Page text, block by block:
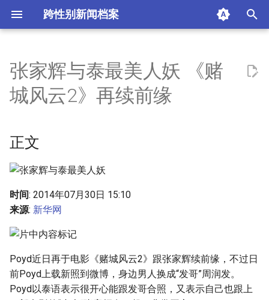
跨性别新闻档案
n
t
a
l
i
z
i
n
g
正文
附加信息 [Processed Page
张家辉与泰最美人妖 《赌
城风云2》再续前缘
正文
时间: 2014年07月30日 15:10
来源: 新华网
Poyd近日再于电影《赌城风云2》跟张家辉续前缘，不过日
前Poyd上载新照到微博，身边男人换成“发哥”周润发。
Poyd以泰语表示很开心能跟发哥合照，又表示自己也跟上